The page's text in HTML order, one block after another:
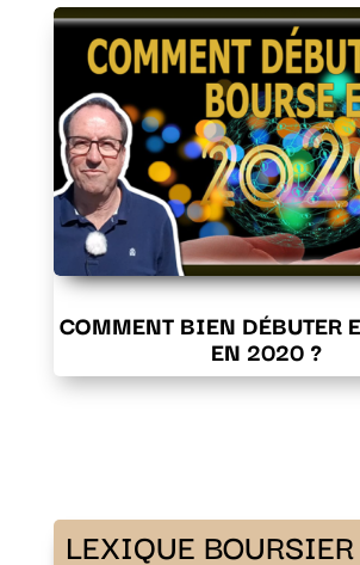
COMMENT BIEN DÉBUTER
EN 2020 ?
LEXIQUE